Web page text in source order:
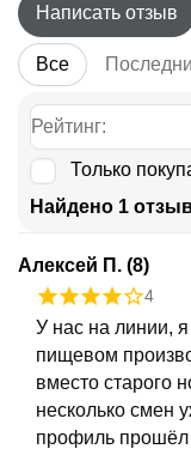
Написать отзыв
Все
Рейтинг:
Только
Найдено 1
Алексей П. (8)
4
У нас на линии,
пищевом
вместо старого
несколько смен
профиль прошёл